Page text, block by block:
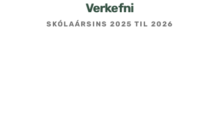
Verkefni
SKÓLAÁRSINS 2025 TIL 2026